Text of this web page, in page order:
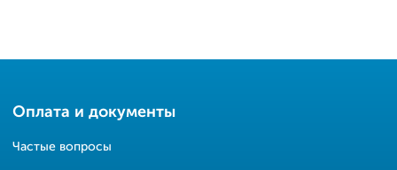
Оплата и документы
Частые вопросы